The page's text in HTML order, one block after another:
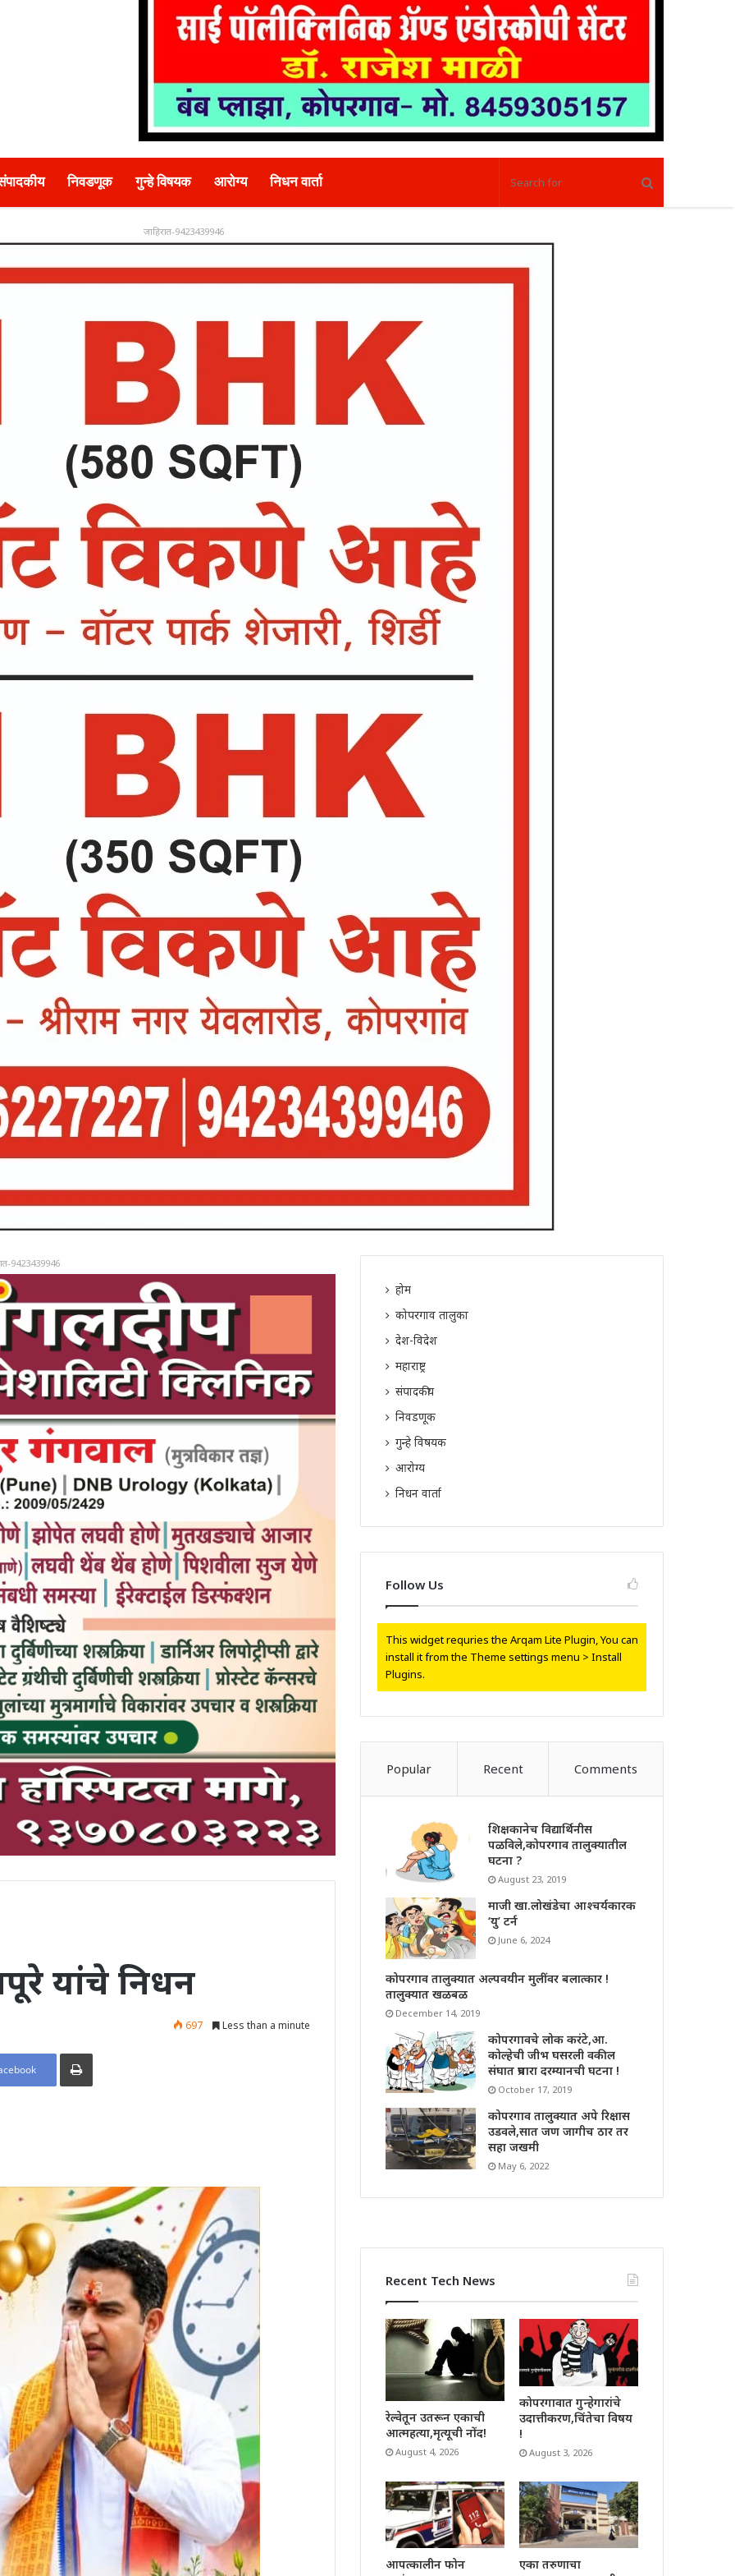
निवडणूक गुन्हे विषयक आरोग्य निधन वार्ता
जाहिरात-9423439946
9423439946
यांचे निधन
697 Less than a minute
Print
होम
कोपरगाव तालुका
देश-विदेश
महाराष्ट्र
संपादकीय
निवडणूक
गुन्हे विषयक
आरोग्य
निधन वार्ता
Follow Us
This widget requries the Arqam Lite Plugin, You can
install it from the Theme settings menu > Install
Plugins.
Popular Recent Comments
शिक्षकानेच विद्यार्थिनीस
पळविले,कोपरगाव तालुक्यातील
घटना ?
August 23, 2019
माजी खा.लोखंडेचा आश्चर्यकारक
‘यु’ टर्न
June 6, 2024
कोपरगाव तालुक्यात अल्पवयीन मुलींवर बलात्कार !
तालुक्यात खळबळ
December 14, 2019
कोपरगावचे लोक करंटे,आ.
कोल्हेची जीभ घसरली वकील
संघात प्रचारा दरम्यानची घटना !
October 17, 2019
कोपरगाव तालुक्यात अपे रिक्षास
उडवले,सात जण जागीच ठार तर
सहा जखमी
May 6, 2022
Recent Tech News
रेल्वेतून उतरून एकाची
आत्महत्या,मृत्यूची नोंद!
August 4, 2026
कोपरगावात गुन्हेगारांचे
उदात्तीकरण,चिंतेचा विषय
!
August 3, 2026
आपत्कालीन फोन
एका तरुणाचा